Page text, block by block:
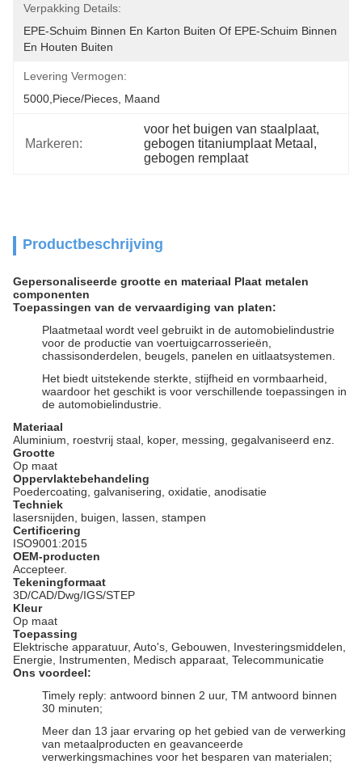
Verpakking Details:
EPE-Schuim Binnen En Karton Buiten Of EPE-Schuim Binnen
En Houten Buiten
Levering Vermogen:
5000,Piece/Pieces, Maand
Markeren:
voor het buigen van staalplaat,
gebogen titaniumplaat Metaal ,
gebogen remplaat
Productbeschrijving
Gepersonaliseerde grootte en materiaal Plaat metalen
componenten
Toepassingen van de vervaardiging van platen:
Plaatmetaal wordt veel gebruikt in de automobielindustrie
voor de productie van voertuigcarrosserieën,
chassisonderdelen, beugels, panelen en uitlaatsystemen.
Het biedt uitstekende sterkte, stijfheid en vormbaarheid,
waardoor het geschikt is voor verschillende toepassingen in
de automobielindustrie.
Materiaal
Aluminium, roestvrij staal, koper, messing, gegalvaniseerd enz.
Grootte
Op maat
Oppervlaktebehandeling
Poedercoating, galvanisering, oxidatie, anodisatie
Techniek
lasersnijden, buigen, lassen, stampen
Certificering
ISO9001:2015
OEM-producten
Accepteer.
Tekeningformaat
3D/CAD/Dwg/IGS/STEP
Kleur
Op maat
Toepassing
Elektrische apparatuur, Auto's, Gebouwen, Investeringsmiddelen,
Energie, Instrumenten, Medisch apparaat, Telecommunicatie
Ons voordeel:
Timely reply: antwoord binnen 2 uur, TM antwoord binnen
30 minuten;
Meer dan 13 jaar ervaring op het gebied van de verwerking
van metaalproducten en geavanceerde
verwerkingsmachines voor het besparen van materialen;